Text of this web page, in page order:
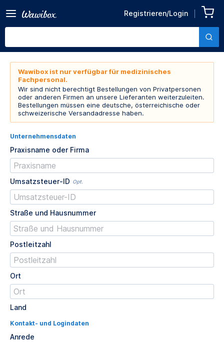
Registrieren/Login
Wawibox ist nur verfügbar für medizinisches
Fachpersonal.
Wir sind nicht berechtigt Bestellungen von Privatpersonen
oder anderen Firmen an unsere Lieferanten weiterzuleiten.
Bestellungen müssen eine deutsche, österreichische oder
schweizerische Versandadresse haben.
Unternehmensdaten
Praxisname oder Firma
Umsatzsteuer-ID Opt.
Straße und Hausnummer
Postleitzahl
Ort
Land
Kontakt- und Logindaten
Anrede